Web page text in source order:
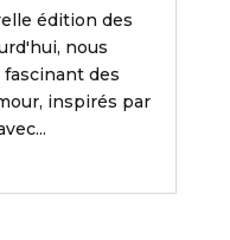
édition des
nous
des
inspirés par